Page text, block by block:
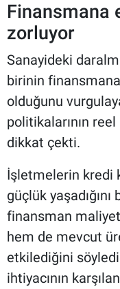
Finansmana
zorluyor
Sanayideki
birinin
olduğunu
politikalarının
dikkat çekti.
İşletmelerin kredi
güçlük
finansman
hem de mevcut
etkilediğini
ihtiyacının